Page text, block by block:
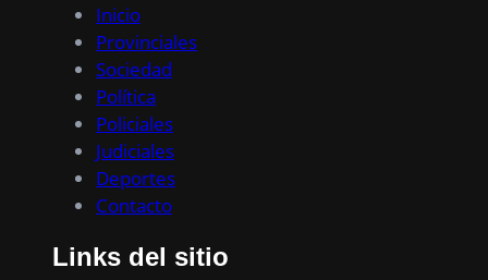
Inicio
Provinciales
Sociedad
Política
Policiales
Judiciales
Deportes
Contacto
Links del sitio